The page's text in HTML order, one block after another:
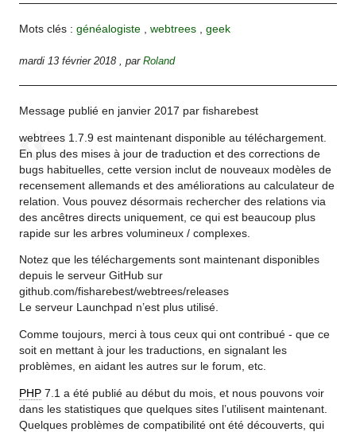
Mots clés :généalogiste ,webtrees ,geek
mardi 13 février 2018 ,parRoland
Message publié en janvier 2017 par fisharebest
webtrees 1.7.9 est maintenant disponible au téléchargement.
En plus des mises à jour de traduction et des corrections de
bugs habituelles, cette version inclut de nouveaux modèles de
recensement allemands et des améliorations au calculateur de
relation. Vous pouvez désormais rechercher des relations via
des ancêtres directs uniquement, ce qui est beaucoup plus
rapide sur les arbres volumineux / complexes.
Notez que les téléchargements sont maintenant disponibles
depuis le serveur GitHub sur
github.com/fisharebest/webtrees/releases
Le serveur Launchpad n’est plus utilisé.
Comme toujours, merci à tous ceux qui ont contribué - que ce
soit en mettant à jour les traductions, en signalant les
problèmes, en aidant les autres sur le forum, etc.
PHP 7.1 a été publié au début du mois, et nous pouvons voir
dans les statistiques que quelques sites l’utilisent maintenant.
Quelques problèmes de compatibilité ont été découverts, qui